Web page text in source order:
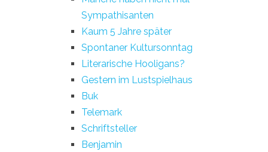
Sympathisanten
Kaum 5 Jahre später
Spontaner Kultursonntag
Literarische Hooligans?
Gestern im Lustspielhaus
Buk
Telemark
Schriftsteller
Benjamin